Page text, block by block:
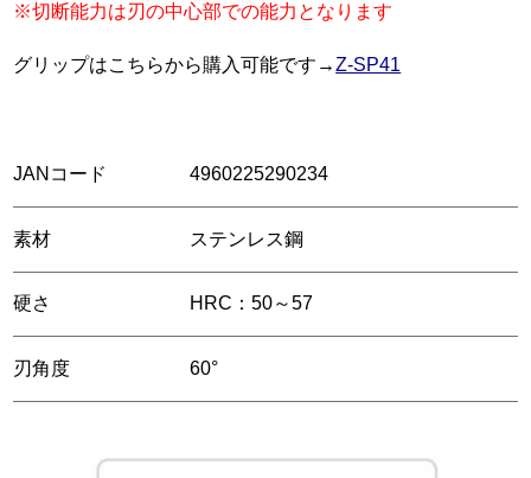
※切断能力は刃の中心部での能力となります
グリップはこちらから購入可能です→Z-SP41
JANコード 4960225290234
素材 ステンレス鋼
硬さ HRC：50～57
刃角度 60°